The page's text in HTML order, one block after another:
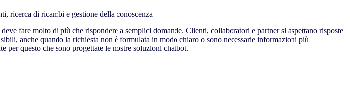
ricerca di ricambi e gestione della conoscenza
fare molto di più che rispondere a semplici domande. Clienti, collaboratori e partner si aspettano risposte
anche quando la richiesta non è formulata in modo chiaro o sono necessarie informazioni più
per questo che sono progettate le nostre soluzioni chatbot.